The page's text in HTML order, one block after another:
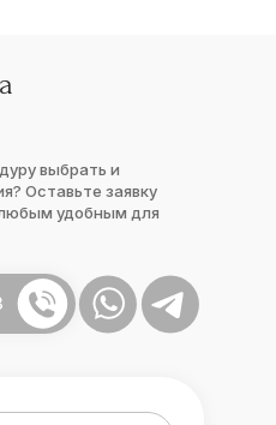
выбрать и
Оставьте заявку
удобным для